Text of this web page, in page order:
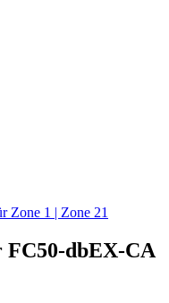
Zone 1 | Zone 21
FC50-dbEX-CA